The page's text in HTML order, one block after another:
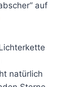
auf
natürlich